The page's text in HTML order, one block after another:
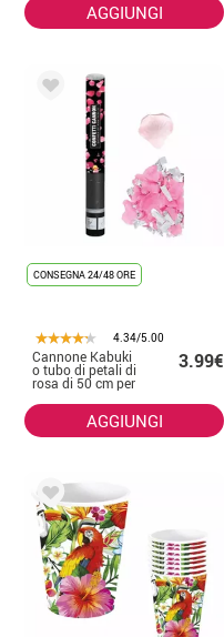
AGGIUNGI
CONSEGNA 24/48 ORE
4.34/5.00
Cannone Kabuki
o tubo di petali di
rosa di 50 cm per
3.99€
AGGIUNGI